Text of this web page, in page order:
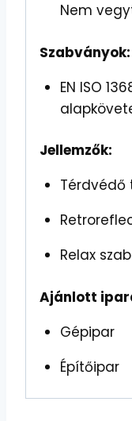
Nem
Szabványok:
EN ISO
Jellemzők:
Térdvédő
Relax
Ajánlott
Gépipar
Építőipar